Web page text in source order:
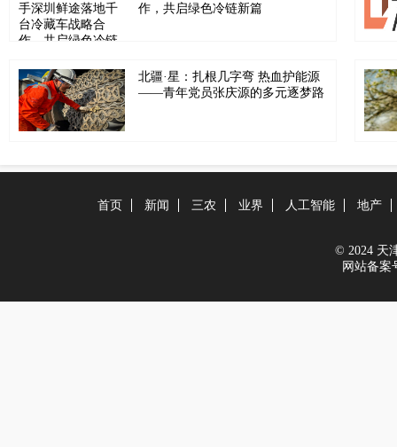
作，共启绿色冷链新篇
北疆·星：扎根几字弯 热血护能源
——青年党员张庆源的多元逐梦路
首页 新闻 三农 业界 人工智能 地产
© 2024 天
网站备案